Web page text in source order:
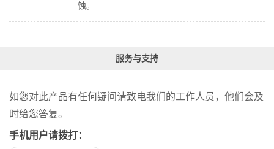
蚀。
服务与支持
如您对此产品有任何疑问请致电我们的工作人员，他们会及
时给您答复。
手机用户请拨打：